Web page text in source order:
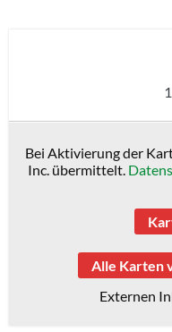
Bei Aktivierung der
Inc. übermittelt.
Alle Karten
Externen